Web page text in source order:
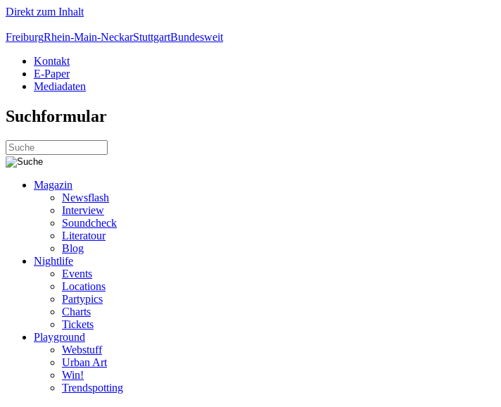
Direkt zum Inhalt
FreiburgRhein-Main-NeckarStuttgartBundesweit
Kontakt
E-Paper
Mediadaten
Suchformular
Magazin
Newsflash
Interview
Soundcheck
Literatour
Blog
Nightlife
Events
Locations
Partypics
Charts
Tickets
Playground
Webstuff
Urban Art
Win!
Trendspotting